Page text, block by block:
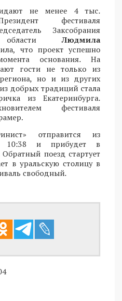
не менее 4 тыс.
фестиваля
Заксобрания
областиЛюдмила
что проект успешно
основания. На
гости не только из
но и из других
добрых традиций стала
из Екатеринбурга.
фестиваля
отправится из
10:38 и прибудет в
поезд стартует
в уральскую столицу в
свободный.